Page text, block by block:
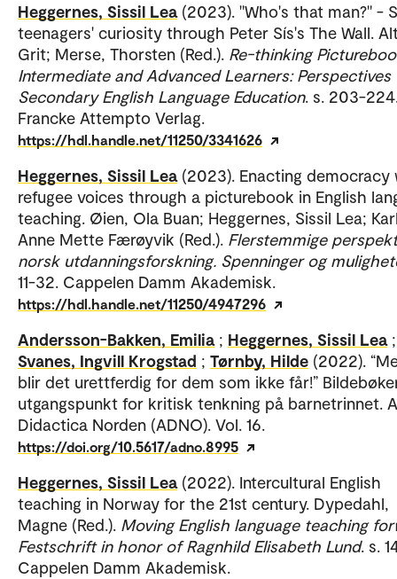
Heggernes, Sissil Lea (2023). "Who's that man?" -
teenagers' curiosity through Peter Sís's The Wall.
Grit; Merse, Thorsten (Red.). Re-thinking
Intermediate and Advanced Learners: Perspectives
Secondary English Language Education. s. 203-
Francke Attempto Verlag.
https://hdl.handle.net/11250/3341626
Heggernes, Sissil Lea (2023). Enacting democracy
refugee voices through a picturebook in English
teaching. Øien, Ola Buan; Heggernes, Sissil Lea;
Anne Mette Færøyvik (Red.). Flerstemmige
norsk utdanningsforskning. Spenninger og
11-32. Cappelen Damm Akademisk.
https://hdl.handle.net/11250/4947296
Andersson-Bakken, Emilia ; Heggernes, Sissil Lea ;
Svanes, Ingvill Krogstad ; Tørnby, Hilde (2022).
blir det urettferdig for dem som ikke får!”
utgangspunkt for kritisk tenkning på barnetrinnet.
Didactica Norden (ADNO). Vol. 16.
https://doi.org/10.5617/adno.8995
Heggernes, Sissil Lea (2022). Intercultural English
teaching in Norway for the 21st century. Dypedahl,
Magne (Red.). Moving English language teaching
Festschrift in honor of Ragnhild Elisabeth Lund. s.
Cappelen Damm Akademisk.